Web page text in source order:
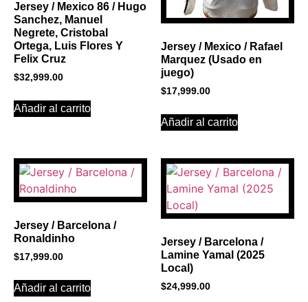
Jersey / Mexico 86 / Hugo
Sanchez, Manuel
Negrete, Cristobal
Ortega, Luis Flores Y
Felix Cruz
$32,999.00
Añadir al carrito
Jersey / Mexico / Rafael
Marquez (Usado en
juego)
$17,999.00
Añadir al carrito
Jersey / Barcelona /
Ronaldinho
$17,999.00
Añadir al carrito
Jersey / Barcelona /
Lamine Yamal (2025
Local)
$24,999.00